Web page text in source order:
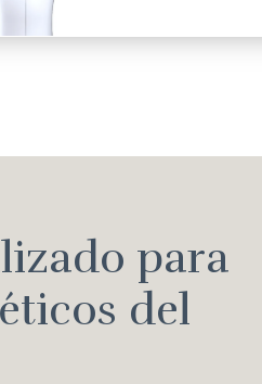
para
del